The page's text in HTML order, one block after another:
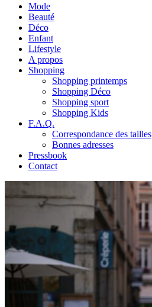
Mode
Beauté
Déco
Enfant
Lifestyle
A propos
Shopping
Shopping printemps
Shopping Déco
Shopping sport
Shopping Kids
F.A.Q.
Correspondance des tailles
Bonnes adresses
Pressbook
Contact